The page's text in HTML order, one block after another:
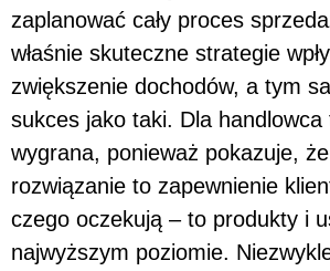
zaplanować cały proces
właśnie skuteczne strategie
zwiększenie dochodów, a tym
sukces jako taki. Dla handlowca
wygrana, ponieważ pokazuje,
rozwiązanie to zapewnienie
czego oczekują – to produkty i
najwyższym poziomie.